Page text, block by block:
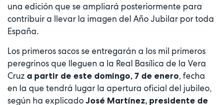
una edición que se ampliará posteriormente para
contribuir a llevar la imagen del Año Jubilar por toda
España.
Los primeros sacos se entregarán a los mil primeros
peregrinos que lleguen a la Real Basílica de la Vera
Cruz a partir de este domingo, 7 de enero, fecha
en la que tendrá lugar la apertura oficial del jubileo,
según ha explicado José Martínez, presidente de